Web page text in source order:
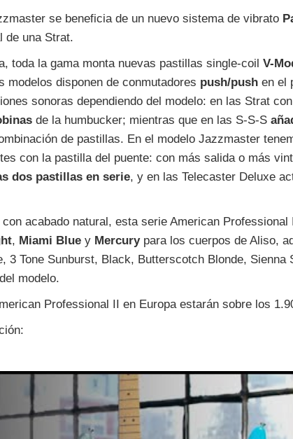
se beneficia de un nuevo sistema de vibrato
de una Strat.
toda la gama monta nuevas pastillas single-coil V-
modelos disponen de conmutadores push/push en el
sonoras dependiendo del modelo: en las Strat
de la humbucker; mientras que en las S-S-S
de pastillas. En el modelo Jazzmaster
con la pastilla del puente: con más salida o más
dos pastillas en serie, y en las Telecaster Deluxe
acabado natural, esta serie American Professional
, Miami Blue y Mercurypara los cuerpos de Aliso,
3 Tone Sunburst, Black, Butterscotch Blonde, Sienna
modelo.
Professional II en Europa estarán sobre los